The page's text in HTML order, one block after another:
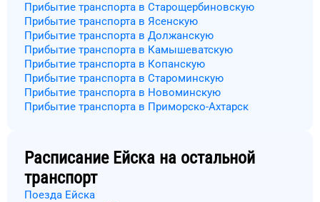
Прибытие транспорта в Старощербиновскую
Прибытие транспорта в Ясенскую
Прибытие транспорта в Должанскую
Прибытие транспорта в Камышеватскую
Прибытие транспорта в Копанскую
Прибытие транспорта в Староминскую
Прибытие транспорта в Новоминскую
Прибытие транспорта в Приморско-Ахтарск
Расписание Ейска на остальной
транспорт
Поезда Ейска